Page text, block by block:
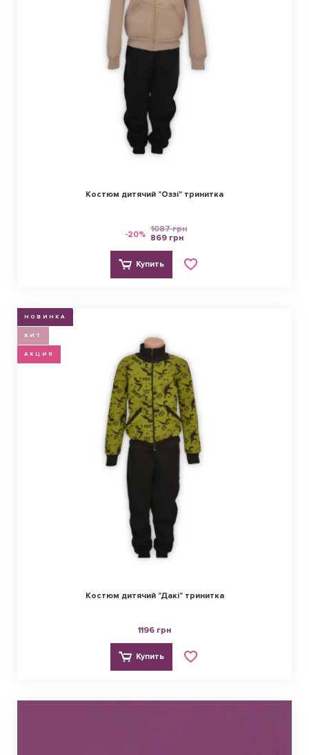
Костюм дитячий "Оззі" тринитка
-20% 1087 грн
869 грн
Купить
НОВИНКА
ХИТ
АКЦИЯ
Костюм дитячий "Дакі" тринитка
1196 грн
Купить